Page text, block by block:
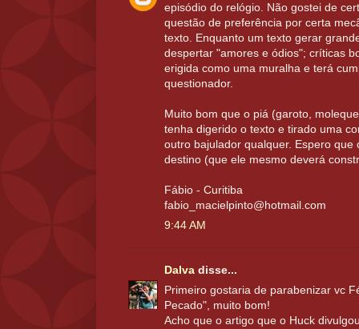
episódio do relógio. Não gostei de
questão de preferência por certa
texto. Enquanto um texto gerar
despertar "amores e ódios"; críticas
erigida como uma muralha e terá
questionador.
Muito bom que o piá (garoto,
tenha digerido o texto e tirado uma
outro bajulador qualquer. Espero
destino (que ele mesmo deverá
Fábio - Curitiba
fabio_macielpinto@hotmail.com
9:44 AM
Dalva disse...
Primeiro gostaria de parabenizar vc
Pecado", muito bom!
Acho que o artigo que o Huck